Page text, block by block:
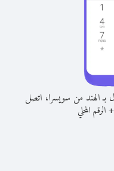
بـ الهند من سويسرا، اتصل
+الرقم المحلي